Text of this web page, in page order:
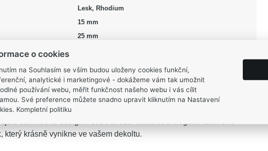
Lesk, Rhodium
15 mm
25 mm
ANDĚLse stane vaším elegantním tichým průvodcem a připomínkou,
sami. Jeho design v sobě snoubí chladivou eleganci zářivého
který krásně vynikne ve vašem dekoltu.
o cookies
na Souhlasím se vším budou uloženy cookies funkční,
analytické i marketingové - dokážeme vám tak umožnit
používání webu, měřit funkčnost našeho webu i vás cílit
Své preference můžete snadno upravit kliknutím na Nastavení
Kompletní politiku